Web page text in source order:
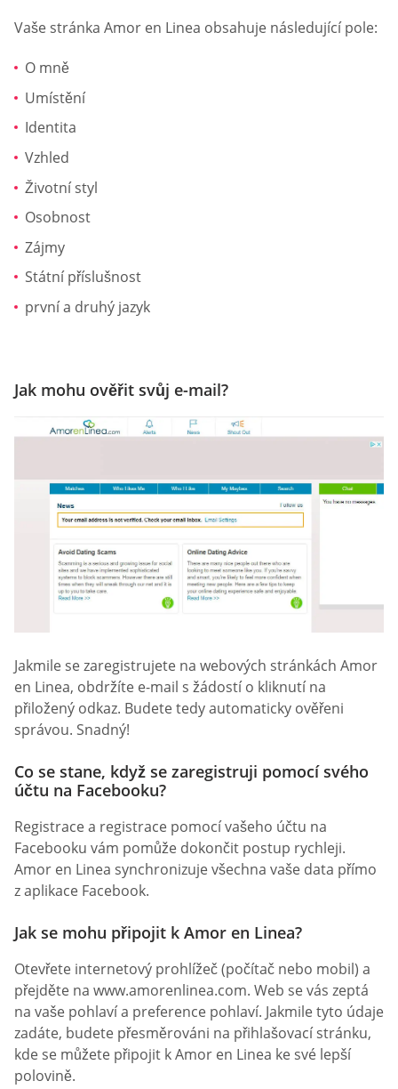
Vaše stránka Amor en Linea obsahuje následující pole:
O mně
Umístění
Identita
Vzhled
Životní styl
Osobnost
Zájmy
Státní příslušnost
první a druhý jazyk
Jak mohu ověřit svůj e-mail?
Jakmile se zaregistrujete na webových stránkách Amor
en Linea, obdržíte e-mail s žádostí o kliknutí na
přiložený odkaz. Budete tedy automaticky ověřeni
správou. Snadný!
Co se stane, když se zaregistruji pomocí svého
účtu na Facebooku?
Registrace a registrace pomocí vašeho účtu na
Facebooku vám pomůže dokončit postup rychleji.
Amor en Linea synchronizuje všechna vaše data přímo
z aplikace Facebook.
Jak se mohu připojit k Amor en Linea?
Otevřete internetový prohlížeč (počítač nebo mobil) a
přejděte na www.amorenlinea.com. Web se vás zeptá
na vaše pohlaví a preference pohlaví. Jakmile tyto údaje
zadáte, budete přesměrováni na přihlašovací stránku,
kde se můžete připojit k Amor en Linea ke své lepší
polovině.